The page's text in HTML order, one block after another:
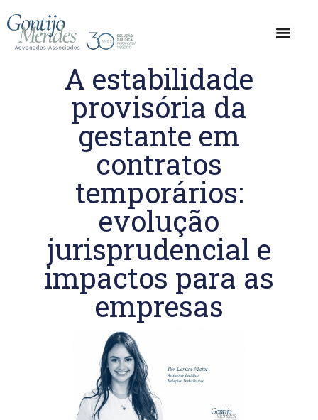
A estabilidade
provisória da
gestante em
contratos
temporários:
evolução
jurisprudencial e
impactos para as
empresas